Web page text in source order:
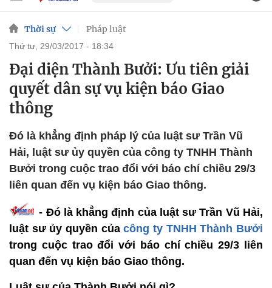
Thời sự Pháp luật
thứ tư, 29/03/2017 - 18:34
Đại diện Thành Bưởi: Ưu tiên giải
quyết dân sự vụ kiện báo Giao
thông
Đó là khẳng định pháp lý của luật sư Trần Vũ
Hải, luật sư ủy quyền của công ty TNHH Thành
Bưởi trong cuộc trao đổi với báo chí chiều 29/3
liên quan đến vụ kiện báo Giao thông.
- Đó là khẳng định của luật sư Trần Vũ Hải,
luật sư ủy quyền củacông ty TNHH Thành Bưởi
trong cuộc trao đổi với báo chí chiều 29/3 liên
quan đến vụ kiện báo Giao thông.